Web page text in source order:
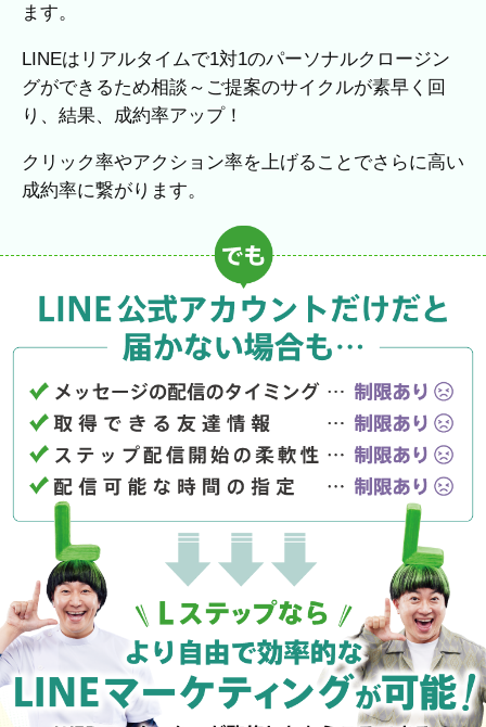
ます。
LINEはリアルタイムで1対1のパーソナルクロージン
グができるため相談～ご提案のサイクルが素早く回
り、結果、成約率アップ！
クリック率やアクション率を上げることでさらに高い
成約率に繋がります。